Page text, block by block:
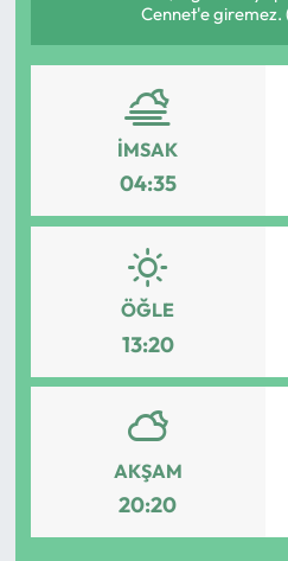
Cennet'e
İMSAK
04:35
ÖĞLE
13:20
AKŞAM
20:20
Mektup Galeri
Röportaj
Manşet
Köşe Yazıları
Karikatür Galeri
ASTROLOJİ
Spor Yazıları